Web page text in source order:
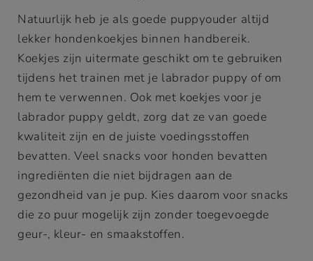
Natuurlijk heb je als goede puppyouder altijd
lekker hondenkoekjes binnen handbereik.
Koekjes zijn uitermate geschikt om te gebruiken
tijdens het trainen met je labrador puppy of om
hem te verwennen. Ook met koekjes voor je
labrador puppy geldt, zorg dat ze van goede
kwaliteit zijn en de juiste voedingsstoffen
bevatten. Veel snacks voor honden bevatten
ingrediënten die niet bijdragen aan de
gezondheid van je pup. Kies daarom voor snacks
die zo puur mogelijk zijn zonder toegevoegde
geur-, kleur- en smaakstoffen.